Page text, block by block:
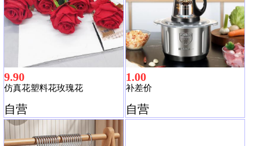
9.90
仿真花塑料花玫瑰花
自营
1.00
补差价
自营